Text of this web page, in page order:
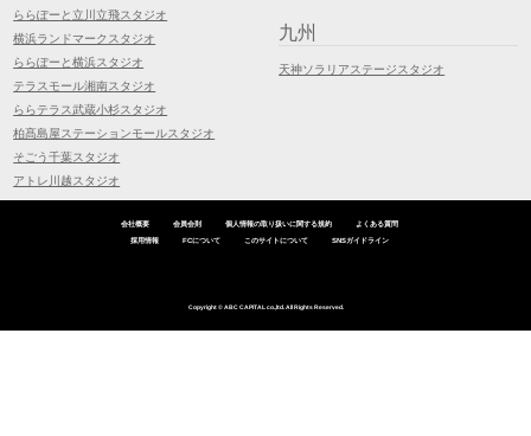
ららぽーと立川立飛スタジオ
横浜ランドマークスタジオ
ららぽーと横浜スタジオ
テラスモール湘南スタジオ
ららテラス武蔵小杉スタジオ
柏髙島屋ステーションモールスタジオ
そごう千葉スタジオ
アトレ川越スタジオ
九州
天神ソラリアステージスタジオ
会社概要 会員会則 個人情報の取り扱いに関する規約
よくある質問
採用情報
FCについて このサイトについて SNSガイドライン
Copyright © ABC CAPITAL co.,ltd. All Rights Reserved.